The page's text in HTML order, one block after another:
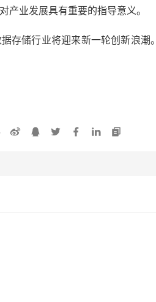
产业发展具有重要的指导意义。
存储行业将迎来新一轮创新浪